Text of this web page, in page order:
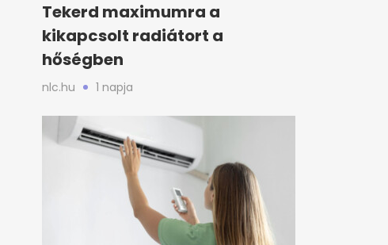
Tekerd maximumra a
kikapcsolt radiátort a
hőségben
nlc.hu 1 napja